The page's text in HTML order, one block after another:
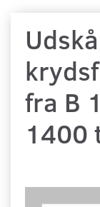
fra B
1400